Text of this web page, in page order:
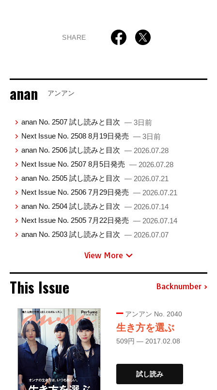
SHARE
anan アンアン
anan No. 2507 試し読みと目次 — 3日前
Next Issue No. 2508 8月19日発売 — 3日前
anan No. 2506 試し読みと目次 — 2026.07.28
Next Issue No. 2507 8月5日発売 — 2026.07.28
anan No. 2505 試し読みと目次 — 2026.07.21
Next Issue No. 2506 7月29日発売 — 2026.07.21
anan No. 2504 試し読みと目次 — 2026.07.14
Next Issue No. 2505 7月22日発売 — 2026.07.14
anan No. 2503 試し読みと目次 — 2026.07.07
View More
This Issue Backnumber
アンアン No. 2040
生き方を選ぶ
509円 — 2017.02.08
試し読み